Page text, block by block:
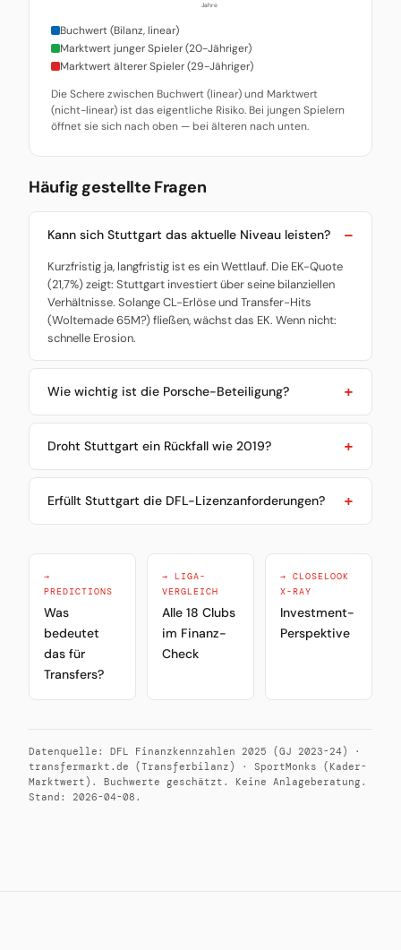
Jahre
Buchwert (Bilanz, linear)
Marktwert junger Spieler (20-Jähriger)
Marktwert älterer Spieler (29-Jähriger)
Die Schere zwischen Buchwert (linear) und Marktwert
(nicht-linear) ist das eigentliche Risiko. Bei jungen Spielern
öffnet sie sich nach oben — bei älteren nach unten.
Häufig gestellte Fragen
Kann sich Stuttgart das aktuelle Niveau leisten?
Kurzfristig ja, langfristig ist es ein Wettlauf. Die EK-Quote
(21,7%) zeigt: Stuttgart investiert über seine bilanziellen
Verhältnisse. Solange CL-Erlöse und Transfer-Hits
(Woltemade 65M?) fließen, wächst das EK. Wenn nicht:
schnelle Erosion.
Wie wichtig ist die Porsche-Beteiligung?
Droht Stuttgart ein Rückfall wie 2019?
Erfüllt Stuttgart die DFL-Lizenzanforderungen?
→
PREDICTIONS
Was
bedeutet
das für
Transfers?
→ LIGA-
VERGLEICH
Alle 18 Clubs
im Finanz-
Check
→ CLOSELOOK
X-RAY
Investment-
Perspektive
Datenquelle: DFL Finanzkennzahlen 2025 (GJ 2023-24) ·
transfermarkt.de (Transferbilanz) · SportMonks (Kader-
Marktwert). Buchwerte geschätzt. Keine Anlageberatung.
Stand: 2026-04-08.